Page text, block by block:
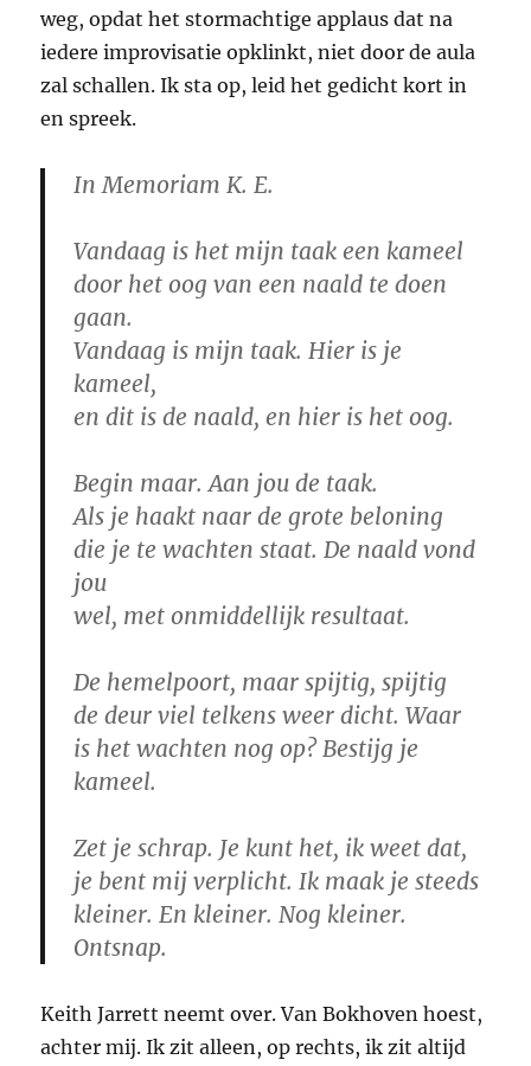
weg, opdat het stormachtige applaus dat na
iedere improvisatie opklinkt, niet door de aula
zal schallen. Ik sta op, leid het gedicht kort in
en spreek.
In Memoriam K. E.
Vandaag is het mijn taak een kameel
door het oog van een naald te doen
gaan.
Vandaag is mijn taak. Hier is je
kameel,
en dit is de naald, en hier is het oog.
Begin maar. Aan jou de taak.
Als je haakt naar de grote beloning
die je te wachten staat. De naald vond
jou
wel, met onmiddellijk resultaat.
De hemelpoort, maar spijtig, spijtig
de deur viel telkens weer dicht. Waar
is het wachten nog op? Bestijg je
kameel.
Zet je schrap. Je kunt het, ik weet dat,
je bent mij verplicht. Ik maak je steeds
kleiner. En kleiner. Nog kleiner.
Ontsnap.
Keith Jarrett neemt over. Van Bokhoven hoest,
achter mij. Ik zit alleen, op rechts, ik zit altijd